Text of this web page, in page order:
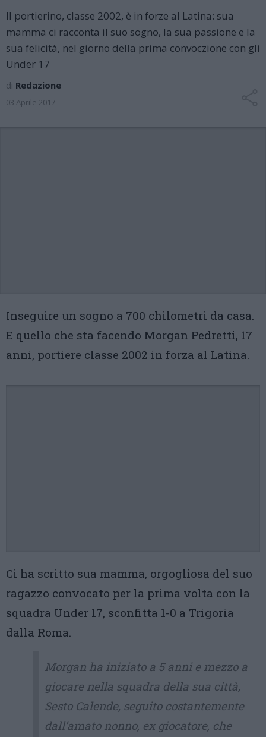
Il portierino, classe 2002, è in forze al Latina: sua
mamma ci racconta il suo sogno, la sua passione e la
sua felicità, nel giorno della prima convoczione con gli
Under 17
di Redazione
03 Aprile 2017
Inseguire un sogno a 700 chilometri da casa.
E quello che sta facendo Morgan Pedretti, 17
anni, portiere classe 2002 in forza al Latina.
Ci ha scritto sua mamma, orgogliosa del suo
ragazzo convocato per la prima volta con la
squadra Under 17, sconfitta 1-0 a Trigoria
dalla Roma.
Morgan ha iniziato a 5 anni e mezzo a
giocare nella squadra della sua città,
Sesto Calende, seguito costantemente
dall’amato nonno, ex giocatore, che